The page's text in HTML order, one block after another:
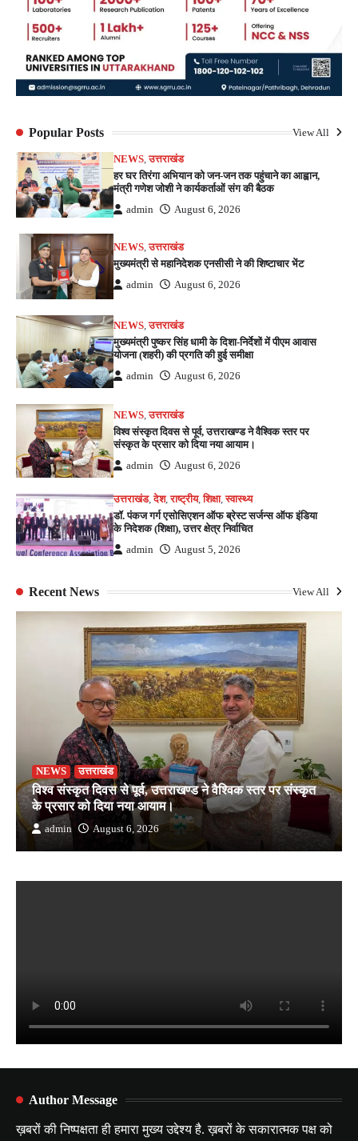
Popular Posts View All
NEWS,उत्तराखंड
हर घर तिरंगा अभियान को जन-जन तक पहुंचाने का आह्वान,
मंत्री गणेश जोशी ने कार्यकर्ताओं संग की बैठक
admin August 6, 2026
NEWS ,उत्तराखंड
मुख्यमंत्री से महानिदेशक एनसीसी ने की शिष्टाचार भेंट
admin August 6, 2026
NEWS,उत्तराखंड
मुख्यमंत्री पुष्कर सिंह धामी के दिशा-निर्देशों में पीएम आवास
योजना (शहरी) की प्रगति की हुई समीक्षा
admin August 6, 2026
NEWS,उत्तराखंड
विश्व संस्कृत दिवस से पूर्व, उत्तराखण्ड ने वैश्विक स्तर पर
संस्कृत के प्रसार को दिया नया आयाम।
admin August 6, 2026
उत्तराखंड,देश,राष्ट्रीय,शिक्षा,स्वास्थ्य
डॉ. पंकज गर्ग एसोसिएशन ऑफ ब्रेस्ट सर्जन्स ऑफ इंडिया
के निदेशक (शिक्षा), उत्तर क्षेत्र निर्वाचित
admin August 5, 2026
Recent News View All
NEWS उत्तराखंड
विश्व संस्कृत दिवस से पूर्व, उत्तराखण्ड ने वैश्विक स्तर पर संस्कृत
के प्रसार को दिया नया आयाम।
admin August 6, 2026
Author Message
ख़बरों की निष्पक्षता ही हमारा मुख्य उद्देश्य है. ख़बरों के सकारात्मक पक्ष को